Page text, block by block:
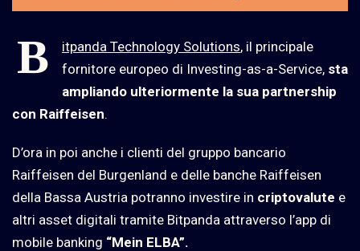
B itpanda Technology Solutions, il principale
fornitore europeo di Investing-as-a-Service, sta
ampliando ulteriormente la sua partnership
con Raiffeisen.
D’ora in poi anche i clienti del gruppo bancario
Raiffeisen del Burgenland e delle banche Raiffeisen
della Bassa Austria potranno investire in criptovalute e
altri asset digitali tramite Bitpanda attraverso l’app di
mobile banking “Mein ELBA”.